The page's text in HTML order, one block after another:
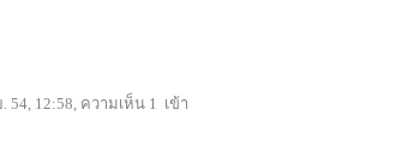
54, 12:58, ความเห็น 1 เข้า